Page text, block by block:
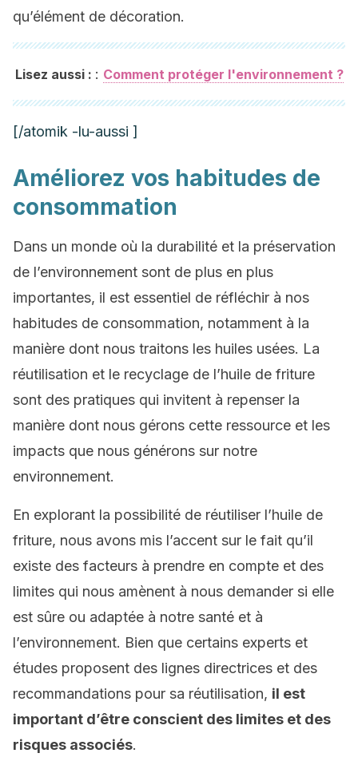
qu’élément de décoration.
Lisez aussi : : Comment protéger l'environnement ?
[/atomik -lu-aussi ]
Améliorez vos habitudes de
consommation
Dans un monde où la durabilité et la préservation
de l’environnement sont de plus en plus
importantes, il est essentiel de réfléchir à nos
habitudes de consommation, notamment à la
manière dont nous traitons les huiles usées. La
réutilisation et le recyclage de l’huile de friture
sont des pratiques qui invitent à repenser la
manière dont nous gérons cette ressource et les
impacts que nous générons sur notre
environnement.
En explorant la possibilité de réutiliser l’huile de
friture, nous avons mis l’accent sur le fait qu’il
existe des facteurs à prendre en compte et des
limites qui nous amènent à nous demander si elle
est sûre ou adaptée à notre santé et à
l’environnement. Bien que certains experts et
études proposent des lignes directrices et des
recommandations pour sa réutilisation, il est
important d’être conscient des limites et des
risques associés.